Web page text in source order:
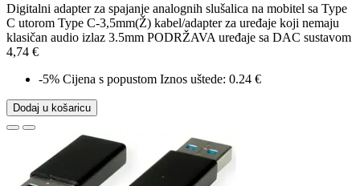
Digitalni adapter za spajanje analognih slušalica na mobitel sa Type
C utorom Type C-3,5mm(Ž) kabel/adapter za uređaje koji nemaju
klasičan audio izlaz 3.5mm PODRŽAVA uređaje sa DAC sustavom
4,74 €
-5% Cijena s popustom Iznos uštede: 0.24 €
Dodaj u košaricu